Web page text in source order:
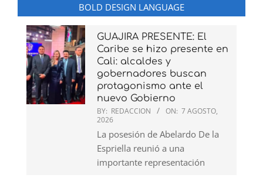
BOLD DESIGN LANGUAGE
GUAJIRA PRESENTE: El
Caribe se hizo presente en
Cali: alcaldes y
gobernadores buscan
protagonismo ante el
nuevo Gobierno
BY: REDACCION ON: 7 AGOSTO,
2026
La posesión de Abelardo De la
Espriella reunió a una
importante representación